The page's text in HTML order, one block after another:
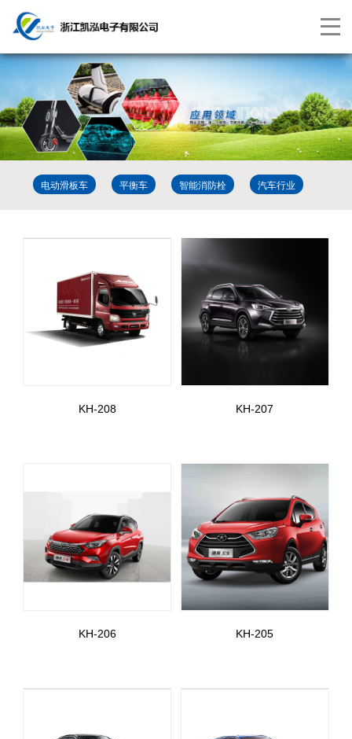
切
电动滑板车 平衡车 智能消防栓 汽车行业
KH-208 KH-207
KH-206 KH-205